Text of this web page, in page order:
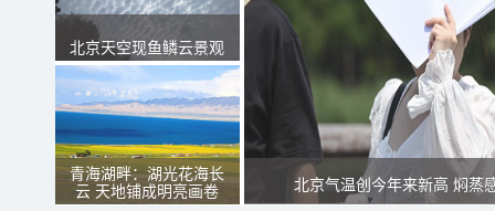
北京天空现鱼鳞云景观
青海湖畔：湖光花海长
云 天地铺成明亮画卷
北京气温创今年来新高 焖蒸